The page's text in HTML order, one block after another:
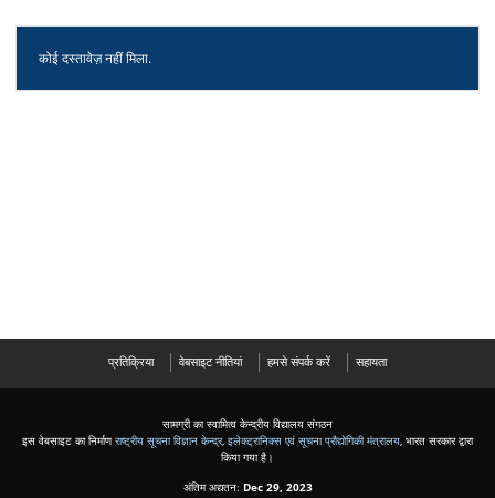
कोई दस्तावेज़ नहीं मिला.
प्रतिक्रिया वेबसाइट नीतियां हमसे संपर्क करें सहायता
सामग्री का स्वामित्व केन्द्रीय विद्यालय संगठन
इस वेबसाइट का निर्माणराष्ट्रीय सूचना विज्ञान केन्द्र, इलेक्ट्रानिक्स एवं सूचना प्रौद्योगिकी मंत्रालय, भारत सरकार द्वारा
किया गया है।
अंतिम अद्यतन: Dec 29, 2023